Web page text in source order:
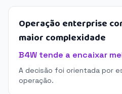
Operação enterprise
maior complexidade
B4W tende a encaixar
A decisão foi orientada por
operação.